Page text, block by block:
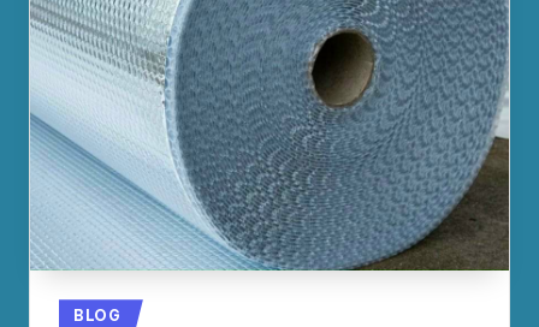
N
S
Ố
C
N
A
phân
phối
xốp
pe
foam,
xốp
hơi,
xốp
chống
Posted
BLOG